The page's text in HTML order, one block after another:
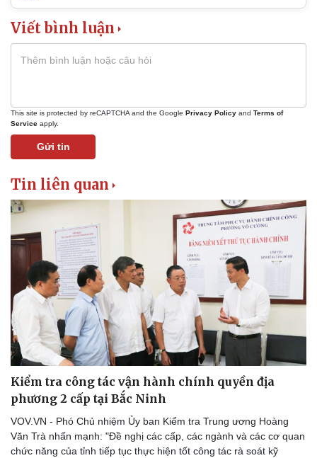
Kinh tế
Bất động sản
Khởi nghiệp
Giá vàng
Tiêu dùng
Tỷ giá
Chứng khoán
Giá cà phê
Viết bình luận
This site is protected by reCAPTCHA and the Google Privacy Policy and Terms of
Service apply.
Gửi tin
Tin liên quan
Kiểm tra công tác vận hành chính quyền địa
phương 2 cấp tại Bắc Ninh
VOV.VN - Phó Chủ nhiệm Ủy ban Kiểm tra Trung ương Hoàng
Văn Trà nhấn mạnh: "Đề nghị các cấp, các ngành và các cơ quan
chức năng của tỉnh tiếp tục thực hiện tốt công tác rà soát kỹ